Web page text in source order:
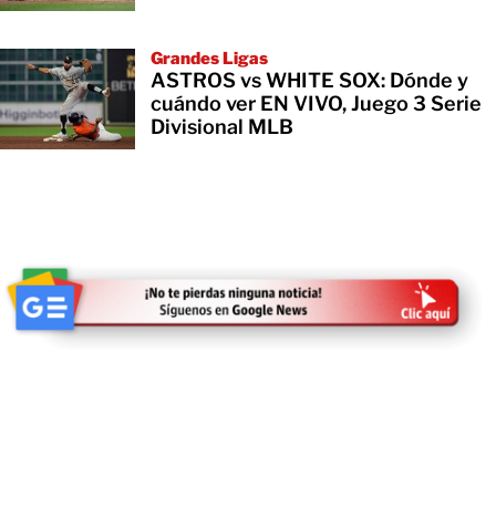
Grandes Ligas
ASTROS vs WHITE SOX: Dónde y
cuándo ver EN VIVO, Juego 3 Serie
Divisional MLB